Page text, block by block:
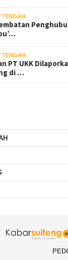
TENGAH
TENGAH
PT UKK
di …